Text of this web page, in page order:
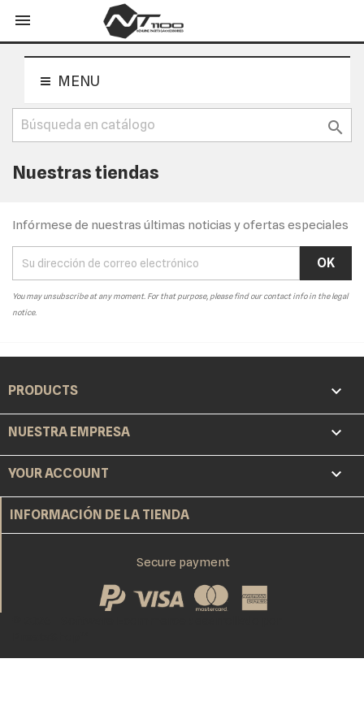

MENU

Nuestras tiendas
Infórmese de nuestras últimas noticias y ofertas especiales
You may unsubscribe at any moment. For that purpose, please find our contact info in the legal
notice.
PRODUCTS 
NUESTRA EMPRESA 
YOUR ACCOUNT 
INFORMACIÓN DE LA TIENDA
Secure payment